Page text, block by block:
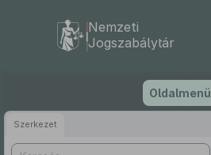
tartalomra
Nemzeti
Jogszabálytár
Oldalmenü
Szerkezet